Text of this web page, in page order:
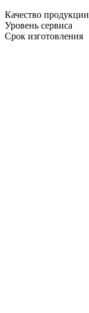
Качество продукции
Уровень сервиса
Срок изготовления